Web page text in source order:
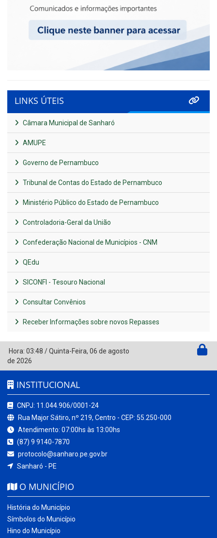
LINKS ÚTEIS
Câmara Municipal de Sanharó
AMUPE
Governo de Pernambuco
Tribunal de Contas do Estado de Pernambuco
Ministério Público do Estado de Pernambuco
Controladoria-Geral da União
Confederação Nacional de Municípios - CNM
QEdu
SICONFI - Tesouro Nacional
Consultar Convênios
Receber Informações sobre novos Repasses
Hora: 03:48 /Quinta-Feira, 06 de agosto
de 2026
INSTITUCIONAL
CNPJ: 11.044.906/0001-24
Rua Major Sátiro, nº 219, Centro - CEP: 55.250-000
Atendimento: 07:00hs às 13:00hs
(87) 9 9140-7870
protocolo@sanharo.pe.gov.br
Sanharó - PE
O MUNICÍPIO
História do Município
Símbolos do Município
Hino do Município